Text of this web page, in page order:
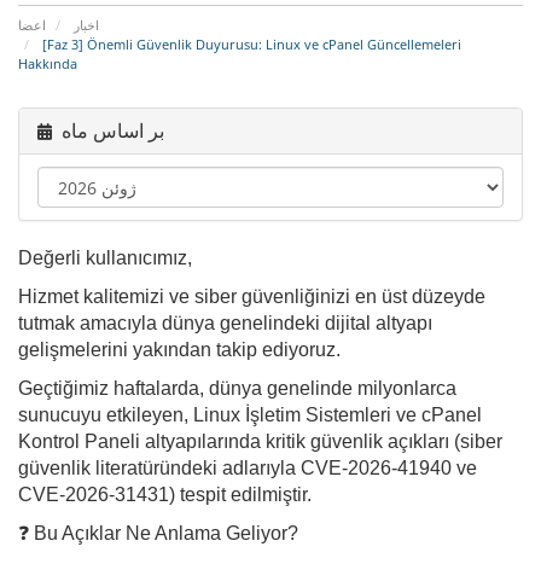
اعضا
اخبار
[Faz 3] Önemli Güvenlik Duyurusu: Linux ve cPanel Güncellemeleri
Hakkında
بر اساس ماه
Değerli kullanıcımız,
Hizmet kalitemizi ve siber güvenliğinizi en üst düzeyde
tutmak amacıyla dünya genelindeki dijital altyapı
gelişmelerini yakından takip ediyoruz.
Geçtiğimiz haftalarda, dünya genelinde milyonlarca
sunucuyu etkileyen, Linux İşletim Sistemleri ve cPanel
Kontrol Paneli altyapılarında kritik güvenlik açıkları (siber
güvenlik literatüründeki adlarıyla CVE-2026-41940 ve
CVE-2026-31431) tespit edilmiştir.
❓ Bu Açıklar Ne Anlama Geliyor?